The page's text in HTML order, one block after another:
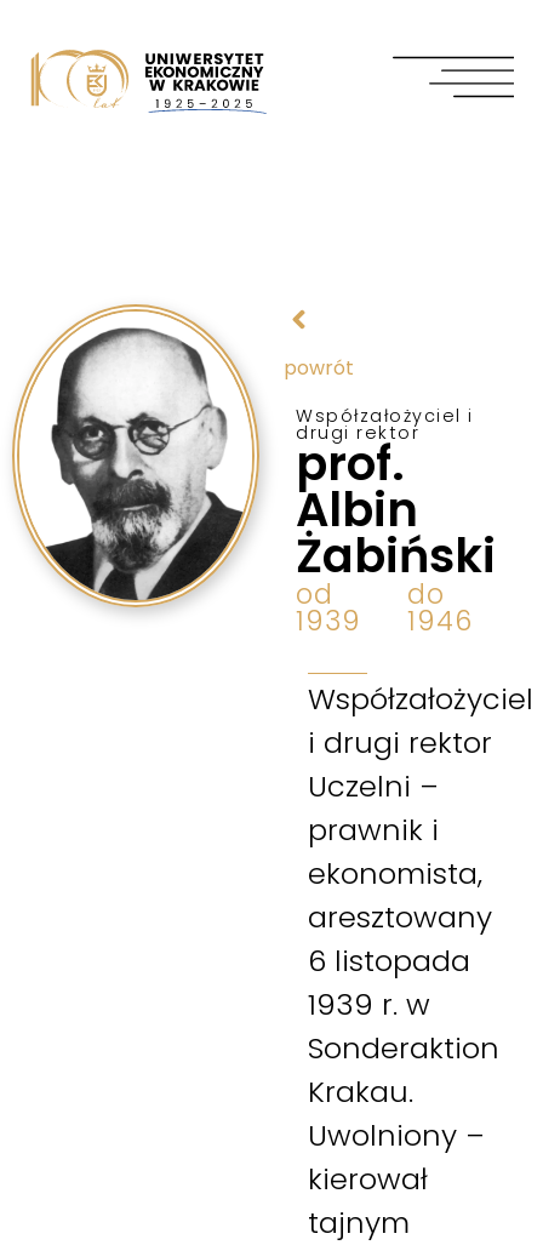
powrót
Współzałożyciel i
drugi rektor
prof.
Albin
Żabiński
od
1939
do
1946
Współzałożyciel
i drugi rektor
Uczelni –
prawnik i
ekonomista,
aresztowany
6 listopada
1939 r. w
Sonderaktion
Krakau.
Uwolniony –
kierował
tajnym